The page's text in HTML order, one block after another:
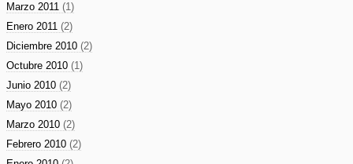
Marzo 2011 (1)
Enero 2011 (2)
Diciembre 2010 (2)
Octubre 2010 (1)
Junio 2010 (2)
Mayo 2010 (2)
Marzo 2010 (2)
Febrero 2010 (2)